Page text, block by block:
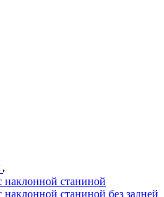
наклонной станиной
станиной без задней